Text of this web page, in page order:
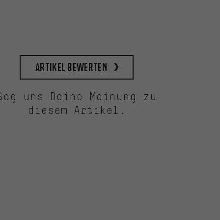
Artikel bewerten
uns Deine Meinung zu
diesem Artikel.